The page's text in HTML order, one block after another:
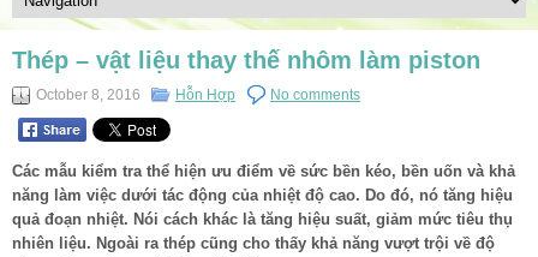
Thép – vật liệu thay thế nhôm làm piston
October 8, 2016 Hỗn Hợp No comments
Các mẫu kiểm tra thể hiện ưu điểm về sức bền kéo, bền uốn và khả
năng làm việc dưới tác động của nhiệt độ cao. Do đó, nó tăng hiệu
quả đoạn nhiệt. Nói cách khác là tăng hiệu suất, giảm mức tiêu thụ
nhiên liệu. Ngoài ra thép cũng cho thấy khả năng vượt trội về độ